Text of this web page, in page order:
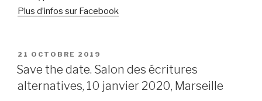
Plus d’infos sur Facebook
PUBLIÉ
LE
21 OCTOBRE 2019
Save the date. Salon des écritures
alternatives, 10 janvier 2020, Marseille